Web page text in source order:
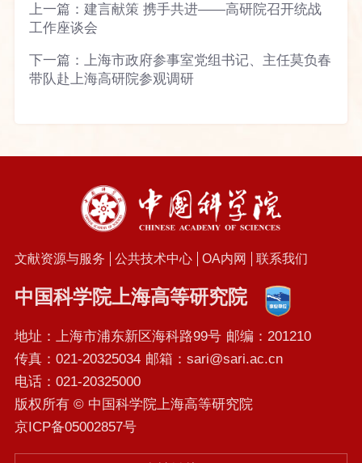
上一篇： 建言献策 携手共进——高研院召开统战
工作座谈会
下一篇：
上海市政府参事室党组书记、主任莫负春
带队赴上海高研院参观调研
文献资源与服务 公共技术中心 OA内网 联系我们
中国科学院上海高等研究院
地址：上海市浦东新区海科路99号 邮编：201210
传真：021-20325034 邮箱：sari@sari.ac.cn
电话：021-20325000
版权所有 © 中国科学院上海高等研究院
京ICP备05002857号